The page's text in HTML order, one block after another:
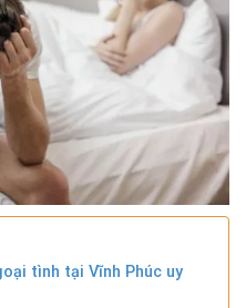
tình tại Vĩnh Phúc uy